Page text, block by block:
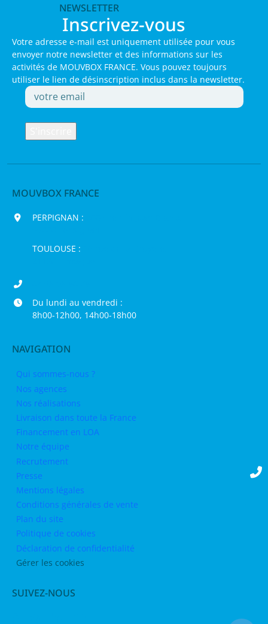
NEWSLETTER
Inscrivez-vous
Votre adresse e-mail est uniquement utilisée pour vous
envoyer notre newsletter et des informations sur les
activités de MOUVBOX FRANCE. Vous pouvez toujours
utiliser le lien de désinscription inclus dans la newsletter.
MOUVBOX FRANCE
PERPIGNAN :
TOULOUSE :
Du lundi au vendredi :
8h00-12h00, 14h00-18h00
NAVIGATION
Qui sommes-nous ?
Nos agences
Nos réalisations
Livraison dans toute la France
Financement en LOA
Notre équipe
Recrutement
Presse
Mentions légales
Conditions générales de vente
Plan du site
Politique de cookies
Déclaration de confidentialité
Gérer les cookies
SUIVEZ-NOUS